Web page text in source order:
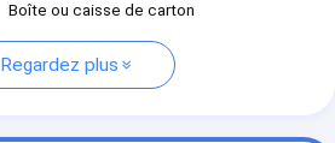
Boîte ou caisse de carton
Regardez plus